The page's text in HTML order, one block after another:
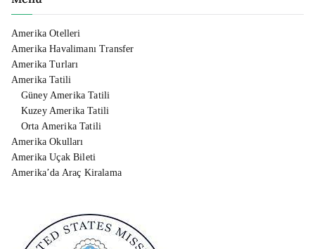
Amerika Otelleri
Amerika Havalimanı Transfer
Amerika Turları
Amerika Tatili
Güney Amerika Tatili
Kuzey Amerika Tatili
Orta Amerika Tatili
Amerika Okulları
Amerika Uçak Bileti
Amerika’da Araç Kiralama